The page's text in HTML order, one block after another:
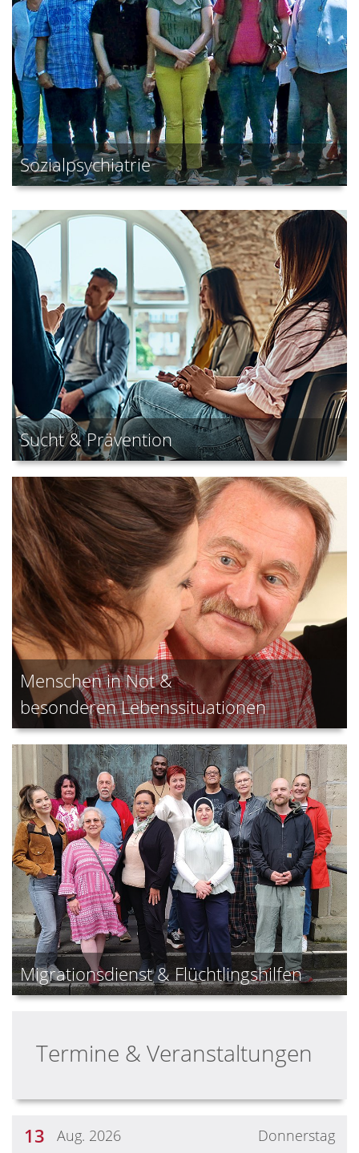
Sozialpsychiatrie
Sucht & Prävention
Menschen in Not &
besonderen Lebenssituationen
Migrationsdienst & Flüchtlingshilfen
Termine & Veranstaltungen
Donnerstag
13 Aug. 2026